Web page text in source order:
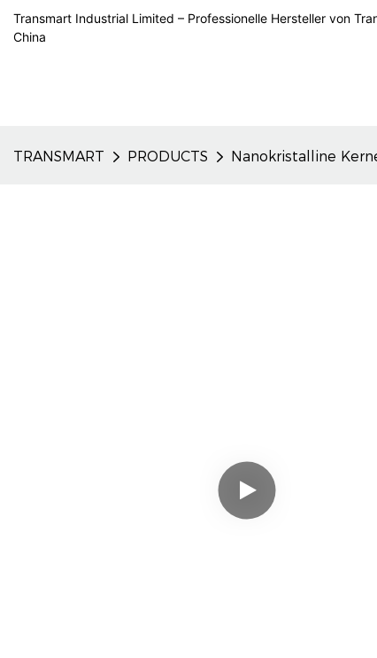
Transmart Industrial Limited – Professionelle Hersteller von
China
TRANSMART PRODUCTS Nanokristalline